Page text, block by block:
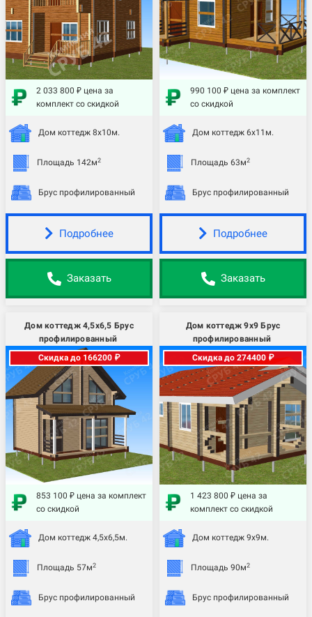
2 033 800 ₽ цена за
комплект со скидкой
Дом коттедж 8х10м.
Площадь 142м2
Брус профилированный
Подробнее
Заказать
990 100 ₽ цена за комплект
со скидкой
Дом коттедж 6х11м.
Площадь 63м2
Брус профилированный
Подробнее
Заказать
Дом коттедж 4,5х6,5 Брус
профилированный
Скидка до 166200 ₽
853 100 ₽ цена за комплект
со скидкой
Дом коттедж 4,5х6,5м.
Площадь 57м2
Брус профилированный
Дом коттедж 9х9 Брус
профилированный
Скидка до 274400 ₽
1 423 800 ₽ цена за
комплект со скидкой
Дом коттедж 9х9м.
Площадь 90м2
Брус профилированный